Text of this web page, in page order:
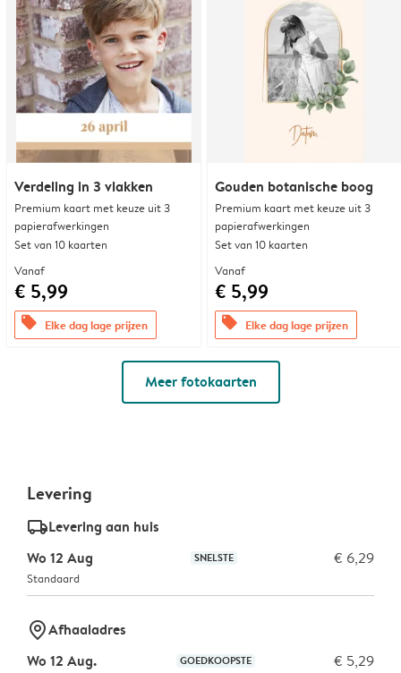
Verdeling in 3 vlakken
Premium kaart met keuze uit 3
papierafwerkingen
Set van 10 kaarten
Vanaf
€ 5,99
offers Elke dag lage prijzen
Gouden botanische boog
Premium kaart met keuze uit 3
papierafwerkingen
Set van 10 kaarten
Vanaf
€ 5,99
offers Elke dag lage prijzen
Meer fotokaarten
Levering
delivery_standard_v2Levering aan huis
Wo 12 Aug
SNELSTE € 6,29
Standaard
marker-pinAfhaaladres
Wo 12 Aug.
GOEDKOOPSTE € 5,29